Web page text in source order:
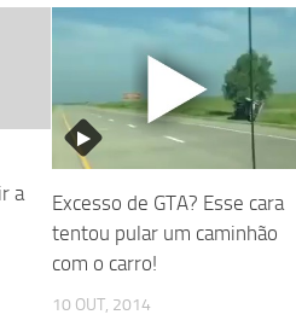
a
Excesso de GTA? Esse cara
tentou pular um caminhão
com o carro!
10 OUT, 2014